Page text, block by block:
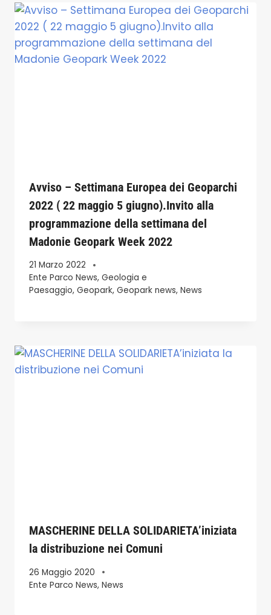
Avviso – Settimana Europea dei Geoparchi
2022 ( 22 maggio 5 giugno).Invito alla
programmazione della settimana del
Madonie Geopark Week 2022
21 Marzo 2022
Ente Parco News, Geologia e
Paesaggio, Geopark, Geopark news, News
MASCHERINE DELLA SOLIDARIETA’iniziata
la distribuzione nei Comuni
26 Maggio 2020
Ente Parco News, News